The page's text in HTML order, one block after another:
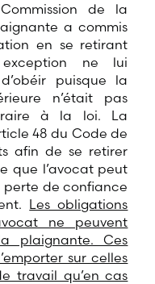
de la
a commis
en se retirant
ne lui
puisque la
n’était pas
à la loi. La
48 du Code de
afin de se retirer
que l’avocat peut
perte de confiance
Les obligations
ne peuvent
plaignante. Ces
sur celles
travail qu’en cas